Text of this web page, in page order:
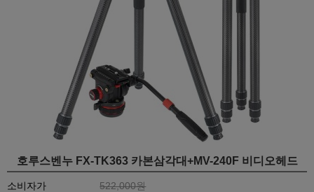
호루스벤누 FX-TK363 카본삼각대+MV-240F 비디오헤드
소비자가
522,000원